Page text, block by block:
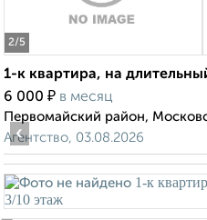
2/5
1-к квартира, на
6 000 ₽ в месяц
Первомайский район,
Агентство, 03.08.2026
‹